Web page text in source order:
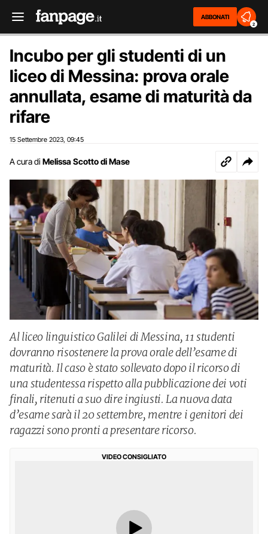
ABBONATI
2
Incubo per gli studenti di un
liceo di Messina: prova orale
annullata, esame di maturità da
rifare
15 Settembre 2023 09:45
A cura di Melissa Scotto di Mase
Al liceo linguistico Galilei di Messina, 11 studenti
dovranno risostenere la prova orale dell’esame di
maturità. Il caso è stato sollevato dopo il ricorso di
una studentessa rispetto alla pubblicazione dei voti
finali, ritenuti a suo dire ingiusti. La nuova data
d’esame sarà il 20 settembre, mentre i genitori dei
ragazzi sono pronti a presentare ricorso.
VIDEO CONSIGLIATO